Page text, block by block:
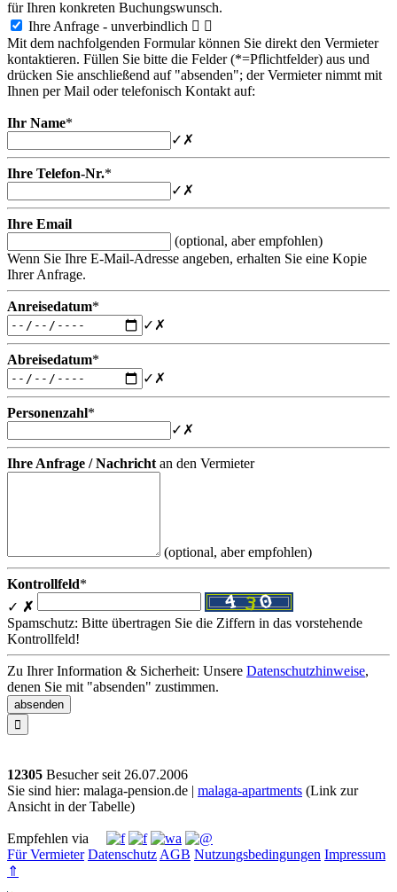
für Ihren konkreten Buchungswunsch.
Ihre Anfrage - unverbindlich  
Mit dem nachfolgenden Formular können Sie direkt den Vermieter
kontaktieren. Füllen Sie bitte die Felder (*=Pflichtfelder) aus und
drücken Sie anschließend auf "absenden"; der Vermieter nimmt mit
Ihnen per Mail oder telefonisch Kontakt auf:
Ihr Name*
✓ ✗
Ihre Telefon-Nr.*
✓ ✗
Ihre Email
(optional, aber empfohlen)
Wenn Sie Ihre E-Mail-Adresse angeben, erhalten Sie eine Kopie
Ihrer Anfrage.
Anreisedatum*
✓ ✗
Abreisedatum*
✓ ✗
Personenzahl*
✓ ✗
Ihre Anfrage / Nachricht an den Vermieter
(optional, aber empfohlen)
Kontrollfeld*
✓ ✗
Spamschutz: Bitte übertragen Sie die Ziffern in das vorstehende
Kontrollfeld!
Zu Ihrer Information & Sicherheit: Unsere Datenschutzhinweise,
denen Sie mit "absenden" zustimmen.

12305 Besucher seit 26.07.2006
Sie sind hier: malaga-pension.de | malaga-apartments (Link zur
Ansicht in der Tabelle)
Empfehlen via
Für Vermieter Datenschutz AGB Nutzungsbedingungen Impressum
⇑